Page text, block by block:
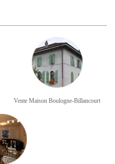
Vente Maison Boulogne-Billancourt